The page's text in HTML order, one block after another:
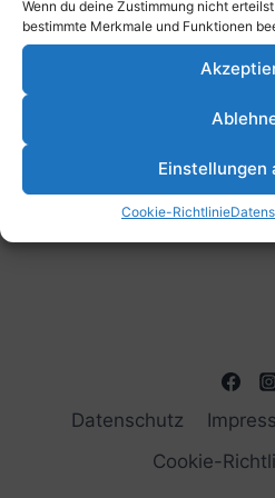
Wenn du deine Zustimmung nicht
bestimmte Merkmale und Funktionen
Einstellungen
Cookie-Richtlinie
Kalender
Datenschutz
Cookie-